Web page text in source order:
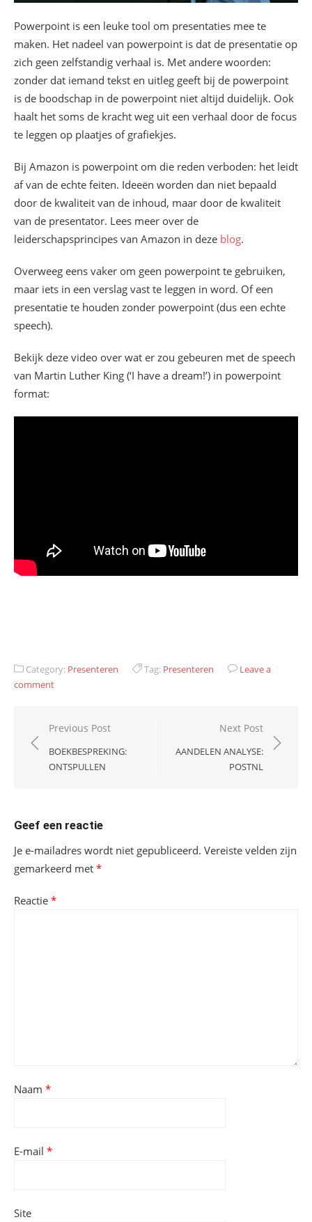
Powerpoint is een leuke tool om presentaties mee te
maken. Het nadeel van powerpoint is dat de presentatie op
zich geen zelfstandig verhaal is. Met andere woorden:
zonder dat iemand tekst en uitleg geeft bij de powerpoint
is de boodschap in de powerpoint niet altijd duidelijk. Ook
haalt het soms de kracht weg uit een verhaal door de focus
te leggen op plaatjes of grafiekjes.
Bij Amazon is powerpoint om die reden verboden: het leidt
af van de echte feiten. Ideeën worden dan niet bepaald
door de kwaliteit van de inhoud, maar door de kwaliteit
van de presentator. Lees meer over de
leiderschapsprincipes van Amazon in deze blog.
Overweeg eens vaker om geen powerpoint te gebruiken,
maar iets in een verslag vast te leggen in word. Of een
presentatie te houden zonder powerpoint (dus een echte
speech).
Bekijk deze video over wat er zou gebeuren met de speech
van Martin Luther King (‘I have a dream!’) in powerpoint
format:
Category: Presenteren Tag: Presenteren
Leave a
comment
Bericht
navigatie
Previous Post
BOEKBESPREKING:
ONTSPULLEN
Next Post
AANDELEN ANALYSE:
POSTNL
Geef een reactie
Je e-mailadres wordt niet gepubliceerd. Vereiste velden zijn
gemarkeerd met *
Reactie *
Naam *
E-mail *
Site